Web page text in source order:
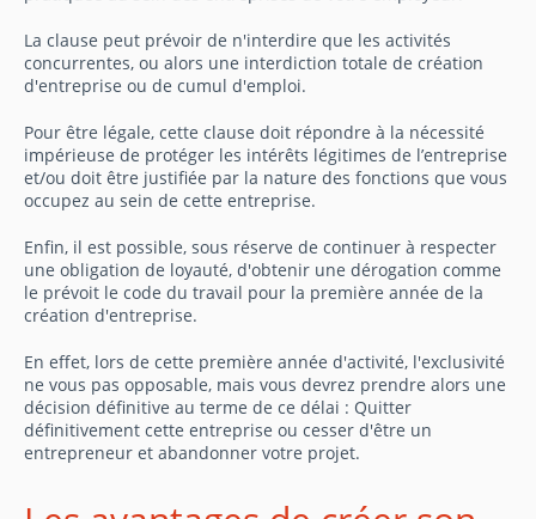
La clause peut prévoir de n'interdire que les activités
concurrentes, ou alors une interdiction totale de création
d'entreprise ou de cumul d'emploi.
Pour être légale, cette clause doit répondre à la nécessité
impérieuse de protéger les intérêts légitimes de l’entreprise
et/ou doit être justifiée par la nature des fonctions que vous
occupez au sein de cette entreprise.
Enfin, il est possible, sous réserve de continuer à respecter
une obligation de loyauté, d'obtenir une dérogation comme
le prévoit le code du travail pour la première année de la
création d'entreprise.
En effet, lors de cette première année d'activité, l'exclusivité
ne vous pas opposable, mais vous devrez prendre alors une
décision définitive au terme de ce délai : Quitter
définitivement cette entreprise ou cesser d'être un
entrepreneur et abandonner votre projet.